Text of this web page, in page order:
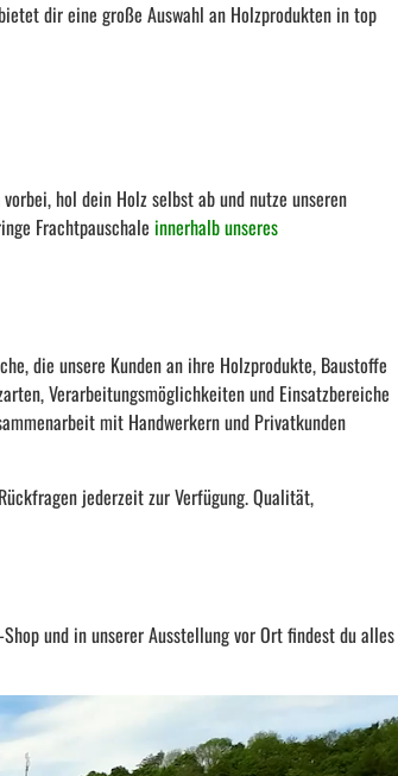
dir eine große Auswahl an Holzprodukten in top
hol dein Holz selbst ab und nutze unseren
Frachtpauschale innerhalb unseres
die unsere Kunden an ihre Holzprodukte, Baustoffe
Verarbeitungsmöglichkeiten und Einsatzbereiche
mit Handwerkern und Privatkunden
jederzeit zur Verfügung. Qualität,
und in unserer Ausstellung vor Ort findest du alles